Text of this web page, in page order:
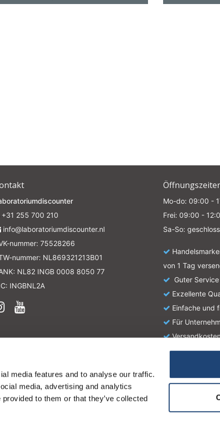
media features and to analyse our traffic.
media, advertising and analytics
to them or that they’ve collected
+31 255 700 210
info@laboratoriumdiscounter.nl
nummer: 75528266
nummer: NL869321213B01
NL82 INGB 0008 8050 77
INGBNL2A
Mo-do: 09:00 -
Frei: 09:00 -
Sa-So:
von 1 Tag
Guter Service
Exzellente
Einfache und
Für
ter educatie en/of informatie en zijn geen handleiding
nationale en internationale wetgeving omtrent het